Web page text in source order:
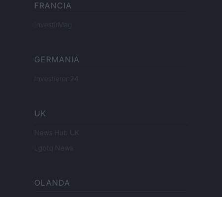
FRANCIA
InvestirMag
GERMANIA
Investieren24
UK
News Hub UK
Lgbtq News
OLANDA